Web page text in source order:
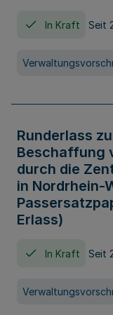
In Kraft Seit
Runderlass
Beschaffung
durch die
in Nordrhein-
Erlass)
In Kraft Seit